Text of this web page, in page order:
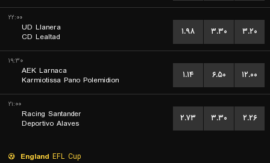
۲۲:۰۰
UD Llanera
CD Lealtad
۱.۹۸ ۳.۳۰ ۳.۲۰
۱۹:۳۰
AEK Larnaca
Karmiotissa Pano Polemidion
۱.۱۴ ۶.۵۰ ۱۲.۰۰
۲۱:۰۰
Racing Santander
Deportivo Alaves
۲.۷۳ ۳.۳۰ ۲.۲۶
England EFL Cup